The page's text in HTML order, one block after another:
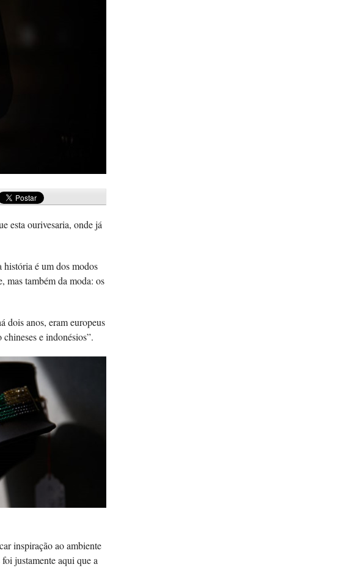
esta ourivesaria, onde já
é um dos modos
mas também da moda: os
dois anos, eram europeus
e indonésios”.
inspiração ao ambiente
justamente aqui que a